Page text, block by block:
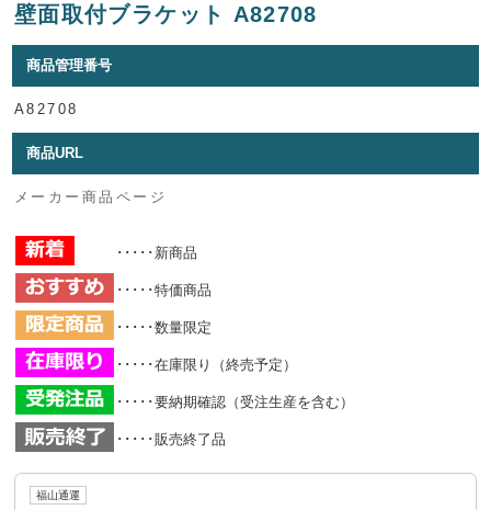
壁面取付ブラケット A82708
商品管理番号
A82708
商品URL
メーカー商品ページ
･････新商品
･････特価商品
･････数量限定
･････在庫限り（終売予定）
･････要納期確認（受注生産を含む）
･････販売終了品
福山通運